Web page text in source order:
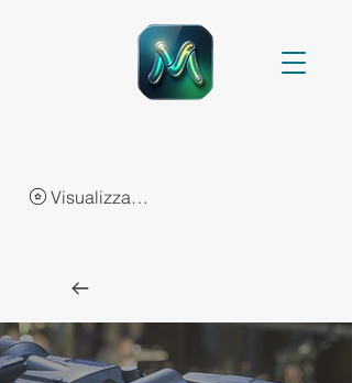
Visualizza punti